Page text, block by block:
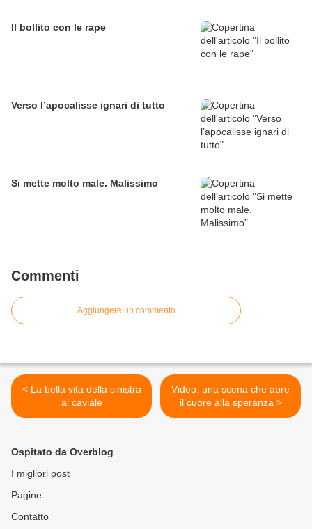
Il bollito con le rape
Verso l’apocalisse ignari di tutto
Si mette molto male. Malissimo
Commenti
Aggiungere un commento
< La bella vita della sinistra
al caviale
Video: una scena che apre
il cuore alla speranza >
Ospitato da Overblog
I migliori post
Pagine
Contatto